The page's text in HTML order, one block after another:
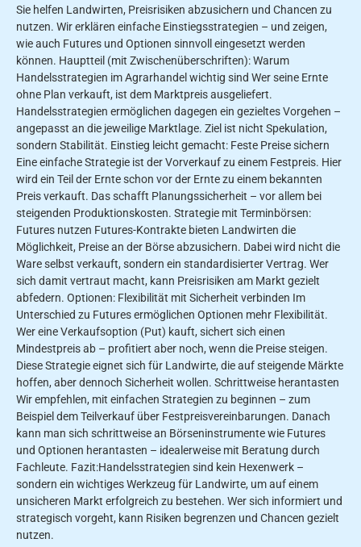
Sie helfen Landwirten, Preisrisiken abzusichern und Chancen zu
nutzen. Wir erklären einfache Einstiegsstrategien – und zeigen,
wie auch Futures und Optionen sinnvoll eingesetzt werden
können. Hauptteil (mit Zwischenüberschriften): Warum
Handelsstrategien im Agrarhandel wichtig sind Wer seine Ernte
ohne Plan verkauft, ist dem Marktpreis ausgeliefert.
Handelsstrategien ermöglichen dagegen ein gezieltes Vorgehen –
angepasst an die jeweilige Marktlage. Ziel ist nicht Spekulation,
sondern Stabilität. Einstieg leicht gemacht: Feste Preise sichern
Eine einfache Strategie ist der Vorverkauf zu einem Festpreis. Hier
wird ein Teil der Ernte schon vor der Ernte zu einem bekannten
Preis verkauft. Das schafft Planungssicherheit – vor allem bei
steigenden Produktionskosten. Strategie mit Terminbörsen:
Futures nutzen Futures-Kontrakte bieten Landwirten die
Möglichkeit, Preise an der Börse abzusichern. Dabei wird nicht die
Ware selbst verkauft, sondern ein standardisierter Vertrag. Wer
sich damit vertraut macht, kann Preisrisiken am Markt gezielt
abfedern. Optionen: Flexibilität mit Sicherheit verbinden Im
Unterschied zu Futures ermöglichen Optionen mehr Flexibilität.
Wer eine Verkaufsoption (Put) kauft, sichert sich einen
Mindestpreis ab – profitiert aber noch, wenn die Preise steigen.
Diese Strategie eignet sich für Landwirte, die auf steigende Märkte
hoffen, aber dennoch Sicherheit wollen. Schrittweise herantasten
Wir empfehlen, mit einfachen Strategien zu beginnen – zum
Beispiel dem Teilverkauf über Festpreisvereinbarungen. Danach
kann man sich schrittweise an Börseninstrumente wie Futures
und Optionen herantasten – idealerweise mit Beratung durch
Fachleute. Fazit:Handelsstrategien sind kein Hexenwerk –
sondern ein wichtiges Werkzeug für Landwirte, um auf einem
unsicheren Markt erfolgreich zu bestehen. Wer sich informiert und
strategisch vorgeht, kann Risiken begrenzen und Chancen gezielt
nutzen.